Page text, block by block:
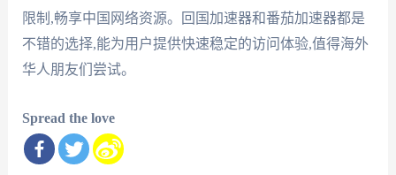
限制,畅享中国网络资源。回国加速器和番茄加速器都是
不错的选择,能为用户提供快速稳定的访问体验,值得海外
华人朋友们尝试。
Spread the love